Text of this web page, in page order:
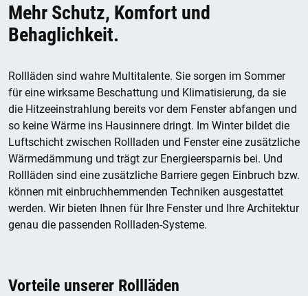
Mehr Schutz, Komfort und
Behaglichkeit.
Rollläden sind wahre Multitalente. Sie sorgen im Sommer
für eine wirksame Beschattung und Klimatisierung, da sie
die Hitzeeinstrahlung bereits vor dem Fenster abfangen und
so keine Wärme ins Hausinnere dringt. Im Winter bildet die
Luftschicht zwischen Rollladen und Fenster eine zusätzliche
Wärmedämmung und trägt zur Energieersparnis bei. Und
Rollläden sind eine zusätzliche Barriere gegen Einbruch bzw.
können mit einbruchhemmenden Techniken ausgestattet
werden. Wir bieten Ihnen für Ihre Fenster und Ihre Architektur
genau die passenden Rollladen-Systeme.
Vorteile unserer Rollläden